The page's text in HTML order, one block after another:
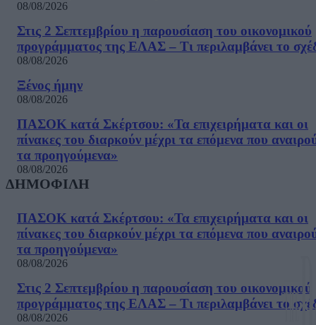
08/08/2026
Στις 2 Σεπτεμβρίου η παρουσίαση του οικονομικού
προγράμματος της ΕΛΑΣ – Τι περιλαμβάνει το
08/08/2026
Ξένος ήμην
08/08/2026
ΠΑΣΟΚ κατά Σκέρτσου: «Τα επιχειρήματα και οι
πίνακες του διαρκούν μέχρι τα επόμενα που
τα προηγούμενα»
08/08/2026
ΔΗΜΟΦΙΛΗ
ΠΑΣΟΚ κατά Σκέρτσου: «Τα επιχειρήματα και οι
πίνακες του διαρκούν μέχρι τα επόμενα που
τα προηγούμενα»
08/08/2026
Στις 2 Σεπτεμβρίου η παρουσίαση του οικονομικού
προγράμματος της ΕΛΑΣ – Τι περιλαμβάνει το
08/08/2026